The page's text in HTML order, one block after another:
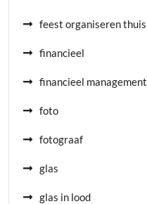
feest organiseren thuis
financieel
financieel management
foto
fotograaf
glas
glas in lood